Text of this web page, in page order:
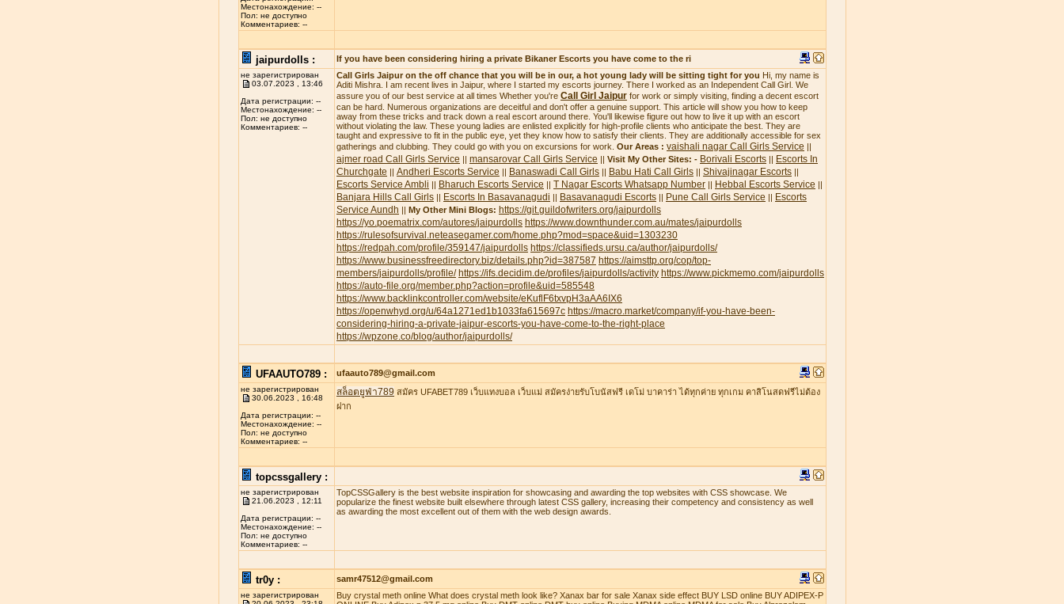
Местонахождение: --
Пол: не доступно
Комментариев: --
jaipurdolls : If you have been considering hiring a private Bikaner Escorts you have come to the ri
не зарегистрирован
03.07.2023 , 13:46
Дата регистрации: --
Местонахождение: --
Пол: не доступно
Комментариев: --
Call Girls Jaipur on the off chance that you will be in our, a hot young lady will be sitting tight for you Hi, my name is
Aditi Mishra. I am recent lives in Jaipur, where I started my escorts journey. There I worked as an Independent Call Girl. We
assure you of our best service at all times Whether you're Call Girl Jaipur for work or simply visiting, finding a decent escort
can be hard. Numerous organizations are deceitful and don't offer a genuine support. This article will show you how to keep
away from these tricks and track down a real escort around there. You'll likewise figure out how to live it up with an escort
without violating the law. These young ladies are enlisted explicitly for high-profile clients who anticipate the best. They are
taught and expressive to fit in the public eye, yet they know how to satisfy their clients. They are additionally accessible for sex
gatherings and clubbing. They could go with you on excursions for work. Our Areas : vaishali nagar Call Girls Service ||
ajmer road Call Girls Service || mansarovar Call Girls Service || Visit My Other Sites: - Borivali Escorts || Escorts In
Churchgate || Andheri Escorts Service || Banaswadi Call Girls || Babu Hati Call Girls || Shivajinagar Escorts ||
Escorts Service Ambli || Bharuch Escorts Service || T Nagar Escorts Whatsapp Number || Hebbal Escorts Service ||
Banjara Hills Call Girls || Escorts In Basavanagudi || Basavanagudi Escorts || Pune Call Girls Service || Escorts
Service Aundh || My Other Mini Blogs: https://git.guildofwriters.org/jaipurdolls
https://yo.poematrix.com/autores/jaipurdolls https://www.downthunder.com.au/mates/jaipurdolls
https://rulesofsurvival.neteasegamer.com/home.php?mod=space&uid=1303230
https://redpah.com/profile/359147/jaipurdolls https://classifieds.ursu.ca/author/jaipurdolls/
https://www.businessfreedirectory.biz/details.php?id=387587 https://aimsttp.org/cop/top-
members/jaipurdolls/profile/ https://ifs.decidim.de/profiles/jaipurdolls/activity https://www.pickmemo.com/jaipurdolls
https://auto-file.org/member.php?action=profile&uid=585548
https://www.backlinkcontroller.com/website/eKuflF6txvpH3aAA6IX6
https://openwhyd.org/u/64a1271ed1b1033fa615697c https://macro.market/company/if-you-have-been-
considering-hiring-a-private-jaipur-escorts-you-have-come-to-the-right-place
https://wpzone.co/blog/author/jaipurdolls/
UFAAUTO789 : ufaauto789@gmail.com
не зарегистрирован
30.06.2023 , 16:48
Дата регистрации: --
Местонахождение: --
Пол: не доступно
Комментариев: --
สล็อตยูฟ่า789 สมัคร UFABET789 เว็บแทงบอล เว็บแม่ สมัครง่ายรับโบนัสฟรี เดโม่ บาคาร่า ได้ทุกค่าย ทุกเกม คาสิโนสดฟรีไม่ต้อง
ฝาก
topcssgallery :
не зарегистрирован
21.06.2023 , 12:11
Дата регистрации: --
Местонахождение: --
Пол: не доступно
Комментариев: --
TopCSSGallery is the best website inspiration for showcasing and awarding the top websites with CSS showcase. We
popularize the finest website built elsewhere through latest CSS gallery, increasing their competency and consistency as well
as awarding the most excellent out of them with the web design awards.
tr0y : samr47512@gmail.com
не зарегистрирован
Buy crystal meth online What does crystal meth look like? Xanax bar for sale Xanax side effect BUY LSD online BUY ADIPEX-P